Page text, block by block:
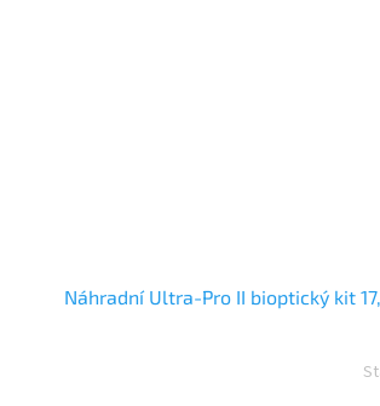
Náhradní Ultra-Pro II bioptický kit